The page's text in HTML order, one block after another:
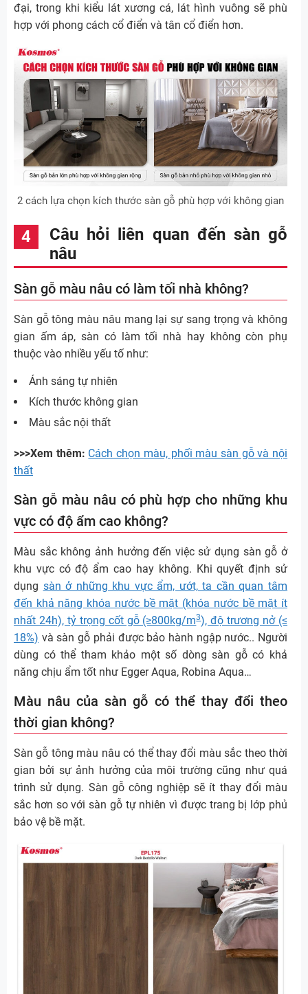
đại, trong khi kiểu lát xương cá, lát hình vuông sẽ phù
hợp với phong cách cổ điển và tân cổ điển hơn.
2 cách lựa chọn kích thước sàn gỗ phù hợp với không gian
Câu hỏi liên quan đến sàn gỗ
nâu
Sàn gỗ màu nâu có làm tối nhà không?
Sàn gỗ tông màu nâu mang lại sự sang trọng và không
gian ấm áp, sàn có làm tối nhà hay không còn phụ
thuộc vào nhiều yếu tố như:
Ánh sáng tự nhiên
Kích thước không gian
Màu sắc nội thất
>>>Xem thêm: Cách chọn màu, phối màu sàn gỗ và nội
thất
Sàn gỗ màu nâu có phù hợp cho những khu
vực có độ ẩm cao không?
Màu sắc không ảnh hưởng đến việc sử dụng sàn gỗ ở
khu vực có độ ẩm cao hay không. Khi quyết định sử
dụng sàn ở những khu vực ẩm, ướt, ta cần quan tâm
đến khả năng khóa nước bề mặt (khóa nước bề mặt ít
nhất 24h), tỷ trọng cốt gỗ (≥800kg/m3), độ trương nở (≤
18%) và sàn gỗ phải được bảo hành ngập nước.. Người
dùng có thể tham khảo một số dòng sàn gỗ có khả
năng chịu ẩm tốt như Egger Aqua, Robina Aqua…
Màu nâu của sàn gỗ có thể thay đổi theo
thời gian không?
Sàn gỗ tông màu nâu có thể thay đổi màu sắc theo thời
gian bởi sự ảnh hưởng của môi trường cũng như quá
trình sử dụng. Sàn gỗ công nghiệp sẽ ít thay đổi màu
sắc hơn so với sàn gỗ tự nhiên vì được trang bị lớp phủ
bảo vệ bề mặt.